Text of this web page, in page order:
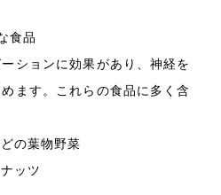
食品
ションに効果があり、神経を
ます。これらの食品に多く含
の葉物野菜
ッツ